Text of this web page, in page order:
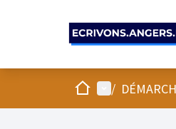
AccueilMenu principal
/